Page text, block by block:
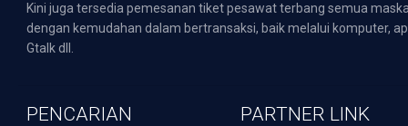
Kini juga tersedia pemesanan tiket pesawat terbang semua
dengan kemudahan dalam bertransaksi, baik melalui komputer,
Gtalk dll.
PENCARIAN PARTNER LINK